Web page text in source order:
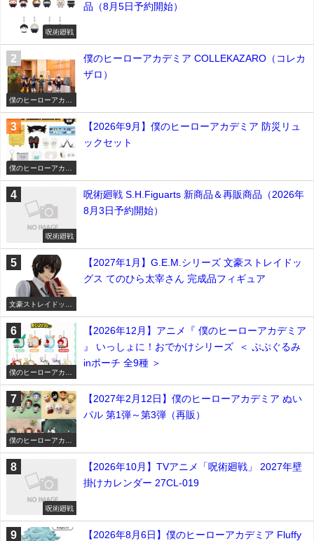
呪術廻戦
品（8月5日予約開始）
僕のヒーローアカデ
僕のヒーローアカデミア COLLEKAZARO（コレカ
ザロ）
僕のヒーローアカデ
【2026年9月】僕のヒーローアカデミア 防災リュ
ックセット
呪術廻戦
呪術廻戦 S.H.Figuarts 新商品＆再販商品（2026年
8月3日予約開始）
文豪ストレイドッグ
【2027年1月】G.E.M.シリーズ 文豪ストレイドッ
グス てのひら太宰さん 完成品フィギュア
僕のヒーローアカデ
【2026年12月】アニメ『 僕のヒーローアカデミア
』 いっしょに！おでかけシリーズ ＜ ぷぷぐるみ
inポーチ 全9種 ＞
僕のヒーローアカデ
【2027年2月12日】僕のヒーローアカデミア ぬい
パル 第1弾～第3弾（再販）
呪術廻戦
【2026年10月】TVアニメ「呪術廻戦」 2027年壁
掛けカレンダー 27CL-019
【2026年8月6日】僕のヒーローアカデミア Fluffy